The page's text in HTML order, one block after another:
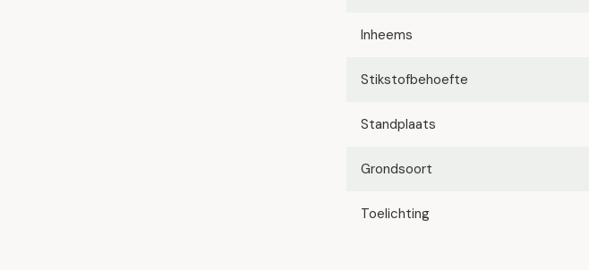
Inheems
Stikstofbehoefte
Standplaats
Grondsoort
Toelichting